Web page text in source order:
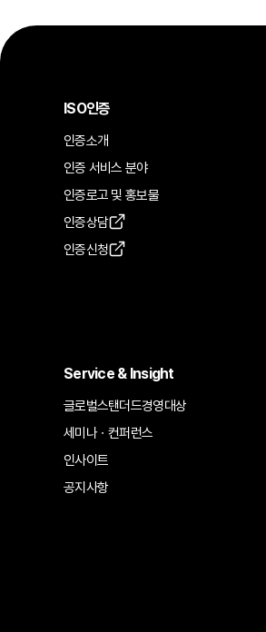
ISO인증
인증소개
인증 서비스 분야
인증로고 및 홍보물
인증상담
인증신청
Service & Insight
글로벌스탠더드경영대상
세미나ㆍ컨퍼런스
인사이트
공지사항